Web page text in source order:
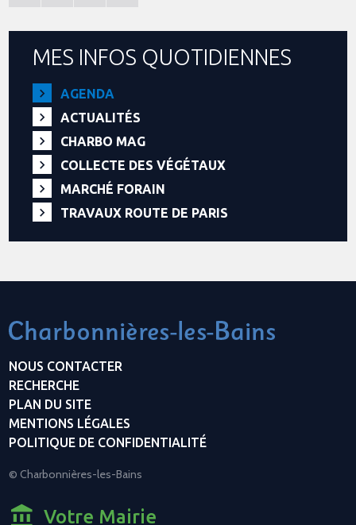
MES INFOS QUOTIDIENNES
AGENDA
ACTUALITÉS
CHARBO MAG
COLLECTE DES VÉGÉTAUX
MARCHÉ FORAIN
TRAVAUX ROUTE DE PARIS
NOUS CONTACTER
RECHERCHE
PLAN DU SITE
MENTIONS LÉGALES
POLITIQUE DE CONFIDENTIALITÉ
© Charbonnières-les-Bains
Votre Mairie